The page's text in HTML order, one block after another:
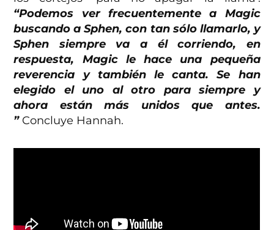
“Podemos ver frecuentemente a Magic
buscando a Sphen, con tan sólo llamarlo, y
Sphen siempre va a él corriendo, en
respuesta, Magic le hace una pequeña
reverencia y también le canta. Se han
elegido el uno al otro para siempre y
ahora están más unidos que antes.
” Concluye Hannah.